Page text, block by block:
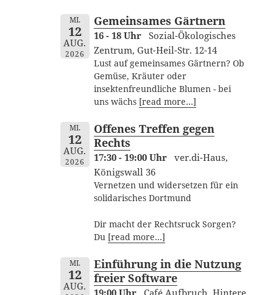
MI.
12
AUG.
2026
Gemeinsames Gärtnern
16 - 18 Uhr
Sozial-Ökologisches
Zentrum, Gut-Heil-Str. 12-14
Lust auf gemeinsames Gärtnern? Ob
Gemüse, Kräuter oder
insektenfreundliche Blumen - bei
uns wächs [read more…]
MI.
12
AUG.
2026
Offenes Treffen gegen
Rechts
17:30 - 19:00 Uhr
ver.di-Haus,
Königswall 36
Vernetzen und widersetzen für ein
solidarisches Dortmund
Dir macht der Rechtsruck Sorgen?
Du [read more…]
MI.
12
AUG.
Einführung in die Nutzung
freier Software